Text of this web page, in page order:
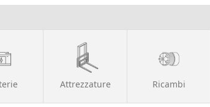
Attrezzature Ricambi